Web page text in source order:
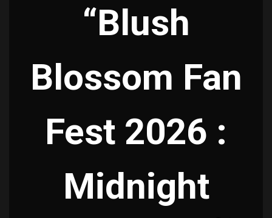
“Blush
Blossom Fan
Fest 2026 :
Midnight